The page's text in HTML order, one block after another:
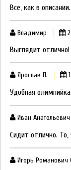
Все, как в
Владимир
Выглядит
Ярослав П.
Удобная
Иван Анатольевич
Сидит отлично. То,
Игорь Романович